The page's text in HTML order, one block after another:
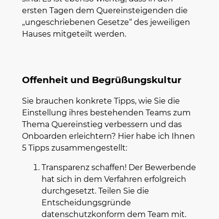
ersten Tagen dem Quereinsteigenden die
„ungeschriebenen Gesetze“ des jeweiligen
Hauses mitgeteilt werden.
Offenheit und Begrüßungskultur
Sie brauchen konkrete Tipps, wie Sie die
Einstellung ihres bestehenden Teams zum
Thema Quereinstieg verbessern und das
Onboarden erleichtern? Hier habe ich Ihnen
5 Tipps zusammengestellt:
Transparenz schaffen! Der Bewerbende
hat sich in dem Verfahren erfolgreich
durchgesetzt. Teilen Sie die
Entscheidungsgründe
datenschutzkonform dem Team mit.